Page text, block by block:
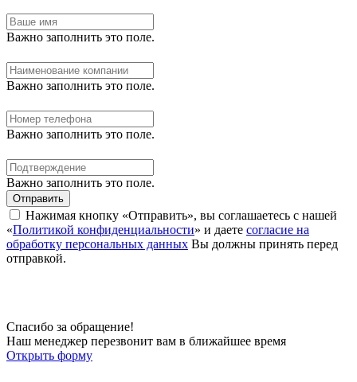
Важно заполнить это поле.
Важно заполнить это поле.
Важно заполнить это поле.
Важно заполнить это поле.
Отправить
Нажимая кнопку «Отправить», вы соглашаетесь с нашей
«Политикой конфиденциальности» и даете согласие на
обработку персональных данных Вы должны принять перед
отправкой.
Спасибо за обращение!
Наш менеджер перезвонит вам в ближайшее время
Открыть форму